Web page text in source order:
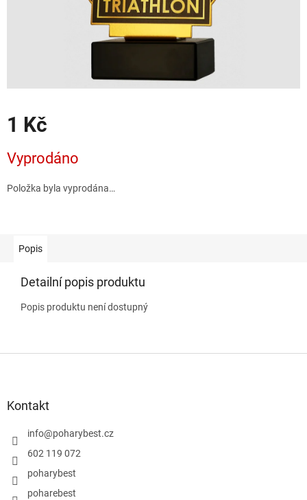
1 Kč
cena:
Vyprodáno
Položka byla vyprodána…
Popis
Detailní popis produktu
Popis produktu není dostupný
Kontakt
info@poharybest.cz
602 119 072
poharybest
poharebest